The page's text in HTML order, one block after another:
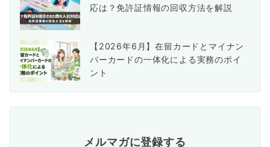
応は？免許証情報の回収方法を解説
【2026年6月】在留カードとマイナン
バーカードの一体化による実務のポイ
ント
メルマガに登録する